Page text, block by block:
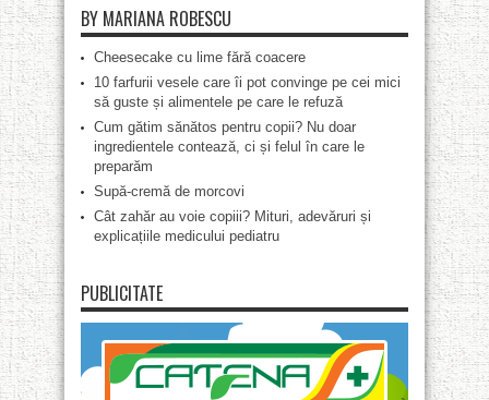
BY MARIANA ROBESCU
Cheesecake cu lime fără coacere
10 farfurii vesele care îi pot convinge pe cei mici
să guste și alimentele pe care le refuză
Cum gătim sănătos pentru copii? Nu doar
ingredientele contează, ci și felul în care le
preparăm
Supă-cremă de morcovi
Cât zahăr au voie copiii? Mituri, adevăruri și
explicațiile medicului pediatru
PUBLICITATE